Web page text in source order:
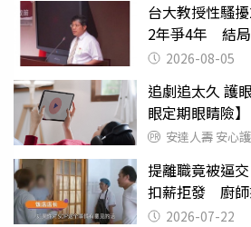
台大教授性騷
2年爭4年 結
2026-08-05
追劇追太久 護
眼定期眼睛險】
安達人壽 安心
提離職竟被逼
扣薪拒發 廚師
2026-07-22